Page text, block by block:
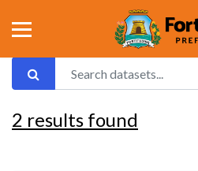
2 results found